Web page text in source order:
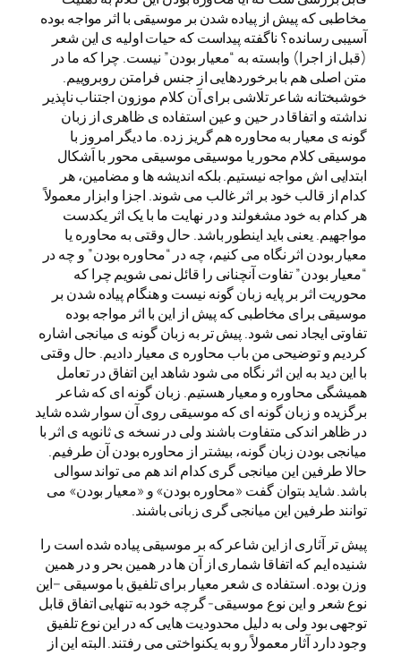
مخاطبی که پیش از پیاده شدن بر موسیقی با اثر مواجه بوده
آسیبی رسانده؟ ناگفته پیداست که حیات اولیه ی این شعر
(قبل از اجرا) وابسته به “معیار بودن” نیست. چرا که ما در
متن اصلی هم با برخوردهایی از جنس فرامتن روبروییم.
خوشبختانه شاعر تلاشی برای آن کلام موزون اجتناب ناپذیر
نداشته و اتفاقا در حین و عین استفاده ی ظاهری از زبان
گونه ی معیار به محاوره هم گریز زده. ما دیگر امروز با
موسیقی کلام محور یا موسیقی موسیقی محور با اَشکال
ابتدایی اش مواجه نیستیم. بلکه اندیشه ها و مضامین، هر
کدام از قالب خود بر اثر غالب می شوند. اجزا و ابزار معمولاً
هر کدام به خود مشغولند و در نهایت ما با یک اثر یکدست
مواجهیم. یعنی باید اینطور باشد. حال وقتی به محاوره یا
معیار بودن اثر نگاه می کنیم، چه در “محاوره بودن” و چه در
“معیار بودن” تفاوت آنچنانی را قائل نمی شویم چرا که
محوریت اثر بر پایه زبان گونه نیست و هنگام پیاده شدن بر
موسیقی برای مخاطبی که پیش از این با اثر مواجه بوده
تفاوتی ایجاد نمی شود. پیش تر به زبان گونه ی میانجی اشاره
کردیم و توضیحی من باب محاوره ی معیار دادیم. حال وقتی
با این دید به این اثر نگاه می شود شاهد این اتفاق در تعامل
همیشگی محاوره و معیار هستیم. زبان گونه ای که شاعر
برگزیده و زبان گونه ای که موسیقی روی آن سوار شده شاید
در ظاهر اندکی متفاوت باشند ولی در نسخه ی ثانویه ی اثر با
میانجی بودن زبان گونه، بیشتر از محاوره بودن آن طرفیم.
حالا طرفین این میانجی گری کدام اند هم می تواند سوالی
باشد. شاید بتوان گفت «محاوره بودن» و «معیار بودن» می
توانند طرفین این میانجی گری زبانی باشند.
پیش تر آثاری از این شاعر که بر موسیقی پیاده شده است را
شنیده ایم که اتفاقا شماری از آن ها در همین بحر و در همین
وزن بوده. استفاده ی شعر معیار برای تلفیق با موسیقی –این
نوع شعر و این نوع موسیقی- گرچه خود به تنهایی اتفاق قابل
توجهی بود ولی به دلیل محدودیت هایی که در این نوع تلفیق
وجود دارد آثار معمولاً رو به یکنواختی می رفتند. البته این از